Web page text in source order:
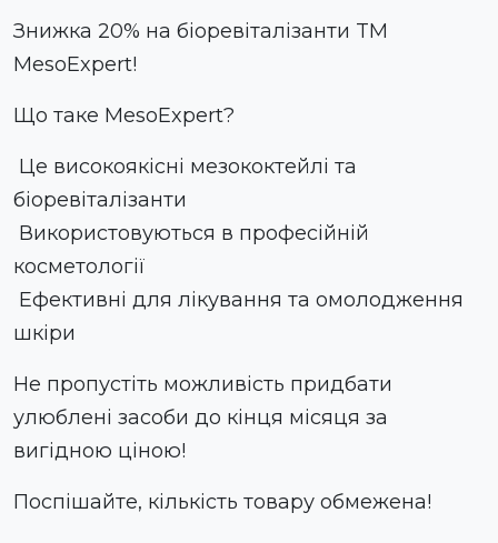
Знижка 20% на біоревіталізанти TM
MesoExpert!
Що таке MesoExpert?
Це високоякісні мезококтейлі та
біоревіталізанти
Використовуються в професійній
косметології
Ефективні для лікування та омолодження
шкіри
Не пропустіть можливість придбати
улюблені засоби до кінця місяця за
вигідною ціною!
Поспішайте, кількість товару обмежена!